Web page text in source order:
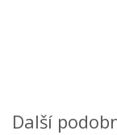
Další